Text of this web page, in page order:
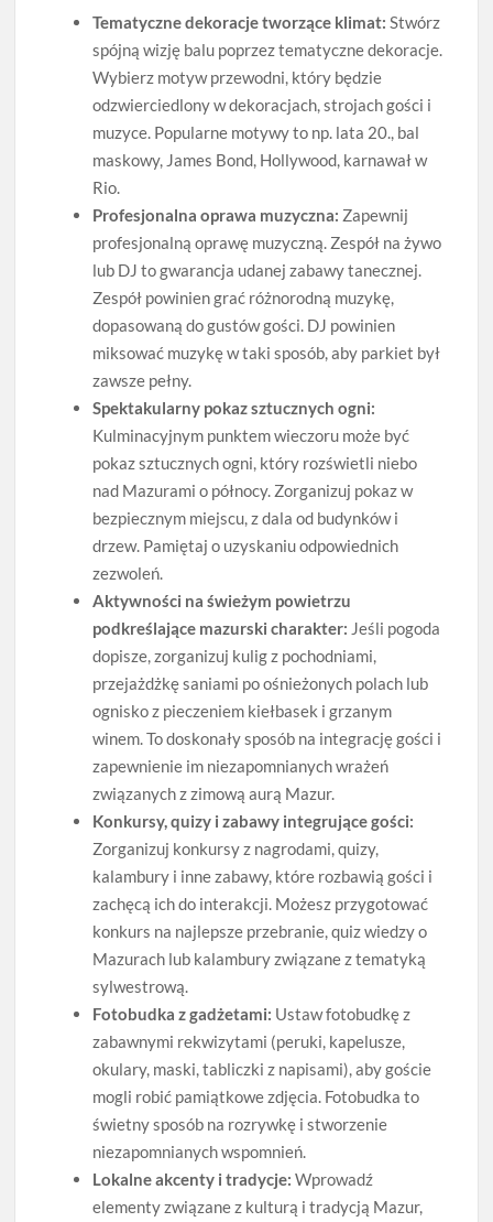
Tematyczne dekoracje tworzące klimat: Stwórz
spójną wizję balu poprzez tematyczne dekoracje.
Wybierz motyw przewodni, który będzie
odzwierciedlony w dekoracjach, strojach gości i
muzyce. Popularne motywy to np. lata 20., bal
maskowy, James Bond, Hollywood, karnawał w
Rio.
Profesjonalna oprawa muzyczna: Zapewnij
profesjonalną oprawę muzyczną. Zespół na żywo
lub DJ to gwarancja udanej zabawy tanecznej.
Zespół powinien grać różnorodną muzykę,
dopasowaną do gustów gości. DJ powinien
miksować muzykę w taki sposób, aby parkiet był
zawsze pełny.
Spektakularny pokaz sztucznych ogni:
Kulminacyjnym punktem wieczoru może być
pokaz sztucznych ogni, który rozświetli niebo
nad Mazurami o północy. Zorganizuj pokaz w
bezpiecznym miejscu, z dala od budynków i
drzew. Pamiętaj o uzyskaniu odpowiednich
zezwoleń.
Aktywności na świeżym powietrzu
podkreślające mazurski charakter: Jeśli pogoda
dopisze, zorganizuj kulig z pochodniami,
przejażdżkę saniami po ośnieżonych polach lub
ognisko z pieczeniem kiełbasek i grzanym
winem. To doskonały sposób na integrację gości i
zapewnienie im niezapomnianych wrażeń
związanych z zimową aurą Mazur.
Konkursy, quizy i zabawy integrujące gości:
Zorganizuj konkursy z nagrodami, quizy,
kalambury i inne zabawy, które rozbawią gości i
zachęcą ich do interakcji. Możesz przygotować
konkurs na najlepsze przebranie, quiz wiedzy o
Mazurach lub kalambury związane z tematyką
sylwestrową.
Fotobudka z gadżetami: Ustaw fotobudkę z
zabawnymi rekwizytami (peruki, kapelusze,
okulary, maski, tabliczki z napisami), aby goście
mogli robić pamiątkowe zdjęcia. Fotobudka to
świetny sposób na rozrywkę i stworzenie
niezapomnianych wspomnień.
Lokalne akcenty i tradycje: Wprowadź
elementy związane z kulturą i tradycją Mazur,